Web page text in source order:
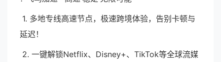
1. 多地专线高速节点，极速跨境体验，告别卡顿与
延迟！
2. 一键解锁Netflix、Disney+、TikTok等全球流媒